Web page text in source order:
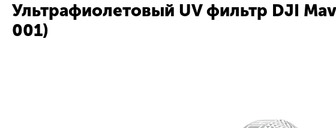
Ультрафиолетовый UV фильтр DJI
001)